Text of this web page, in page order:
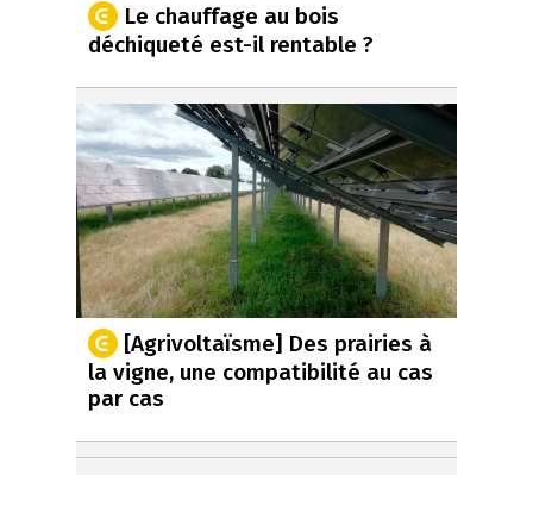
Le chauffage au bois
déchiqueté est-il rentable ?
[Agrivoltaïsme] Des prairies à
la vigne, une compatibilité au cas
par cas